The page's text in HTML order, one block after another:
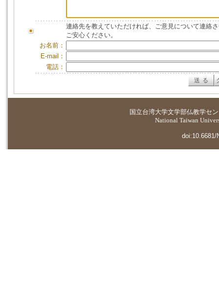
連絡先を教えていただければ、ご意見について連絡
ご安心ください。
お名前：
E-mail：
電話：
国立台湾大学文学部仏教学セ
National Taiwan
doi:10.6681/